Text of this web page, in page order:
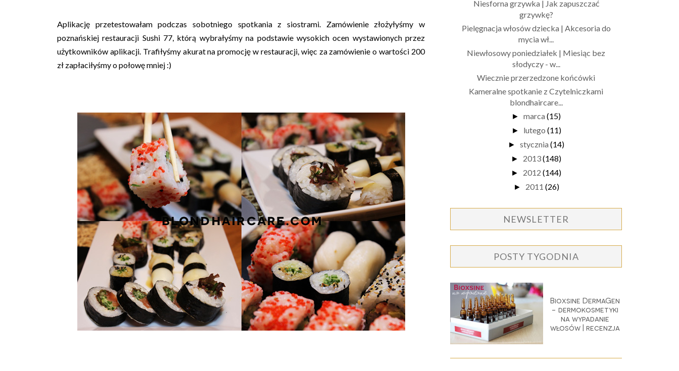
Aplikację przetestowałam podczas sobotniego spotkania z siostrami. Zamówienie złożyłyśmy w
poznańskiej restauracji Sushi 77, którą wybrałyśmy na podstawie wysokich ocen wystawionych przez
użytkowników aplikacji. Trafiłyśmy akurat na promocję w restauracji, więc za zamówienie o wartości 200
zł zapłaciłyśmy o połowę mniej :)
Niesforna grzywka | Jak zapuszczać
grzywkę?
Pielęgnacja włosów dziecka | Akcesoria do
mycia wł...
Niewłosowy poniedziałek | Miesiąc bez
słodyczy - w...
Wiecznie przerzedzone końcówki
Kameralne spotkanie z Czytelniczkami
blondhaircare...
► marca (15)
► lutego (11)
► stycznia (14)
► 2013(148)
► 2012 (144)
► 2011 (26)
NEWSLETTER
POSTY TYGODNIA
Bioxsine DermaGen
- dermokosmetyki
na wypadanie
włosów | recenzja